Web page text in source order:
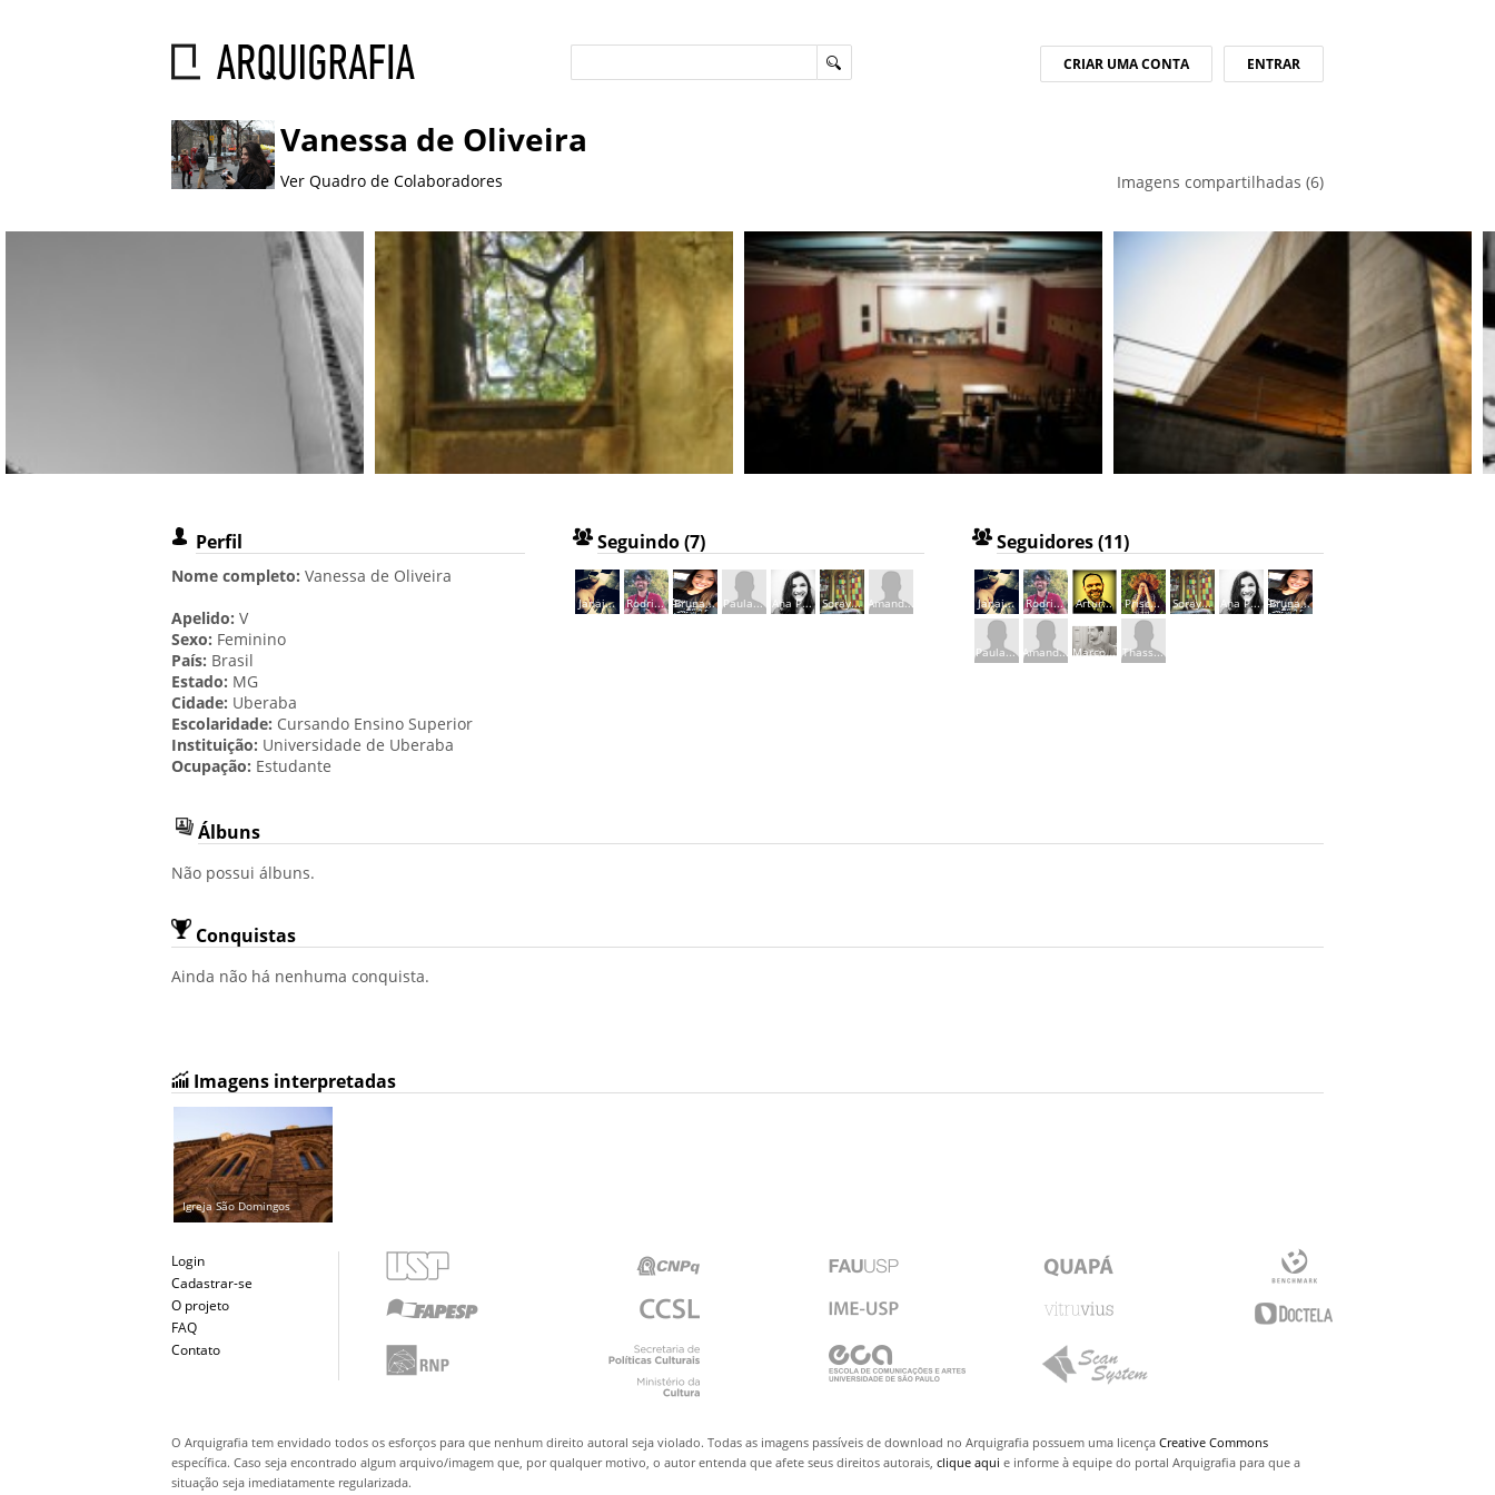
ENTRAR
CRIAR UMA CONTA
Vanessa de Oliveira
Ver Quadro de Colaboradores Imagens compartilhadas (6)
Perfil
Nome completo:Vanessa de Oliveira
Apelido:V
Sexo: Feminino
País: Brasil
Estado: MG
Cidade: Uberaba
Escolaridade: Cursando Ensino Superior
Instituição: Universidade de Uberaba
Ocupação: Estudante
Seguindo (7)
Janai... Rodri... Bruna... Paula... Ana P... Soray... Amand...
Seguidores (11)
Janai... Rodri... Artur... Prisc... Soray... Ana P... Bruna...
Paula... Amand... Marco... Thass...
Álbuns
Não possui álbuns.
Conquistas
Ainda não há nenhuma conquista.
Imagens interpretadas
Igreja São Domingos
Login
Cadastrar-se
O projeto
FAQ
Contato
O Arquigrafia tem envidado todos os esforços para que nenhum direito autoral seja violado. Todas as imagens passíveis de download no Arquigrafia possuem uma licençaCreative Commons
específica. Caso seja encontrado algum arquivo/imagem que, por qualquer motivo, o autor entenda que afete seus direitos autorais,clique aqui e informe à equipe do portal Arquigrafia para que a
situação seja imediatamente regularizada.